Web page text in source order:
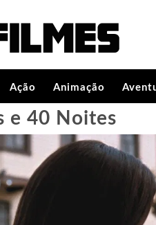
Ação Animação
e 40 Noites